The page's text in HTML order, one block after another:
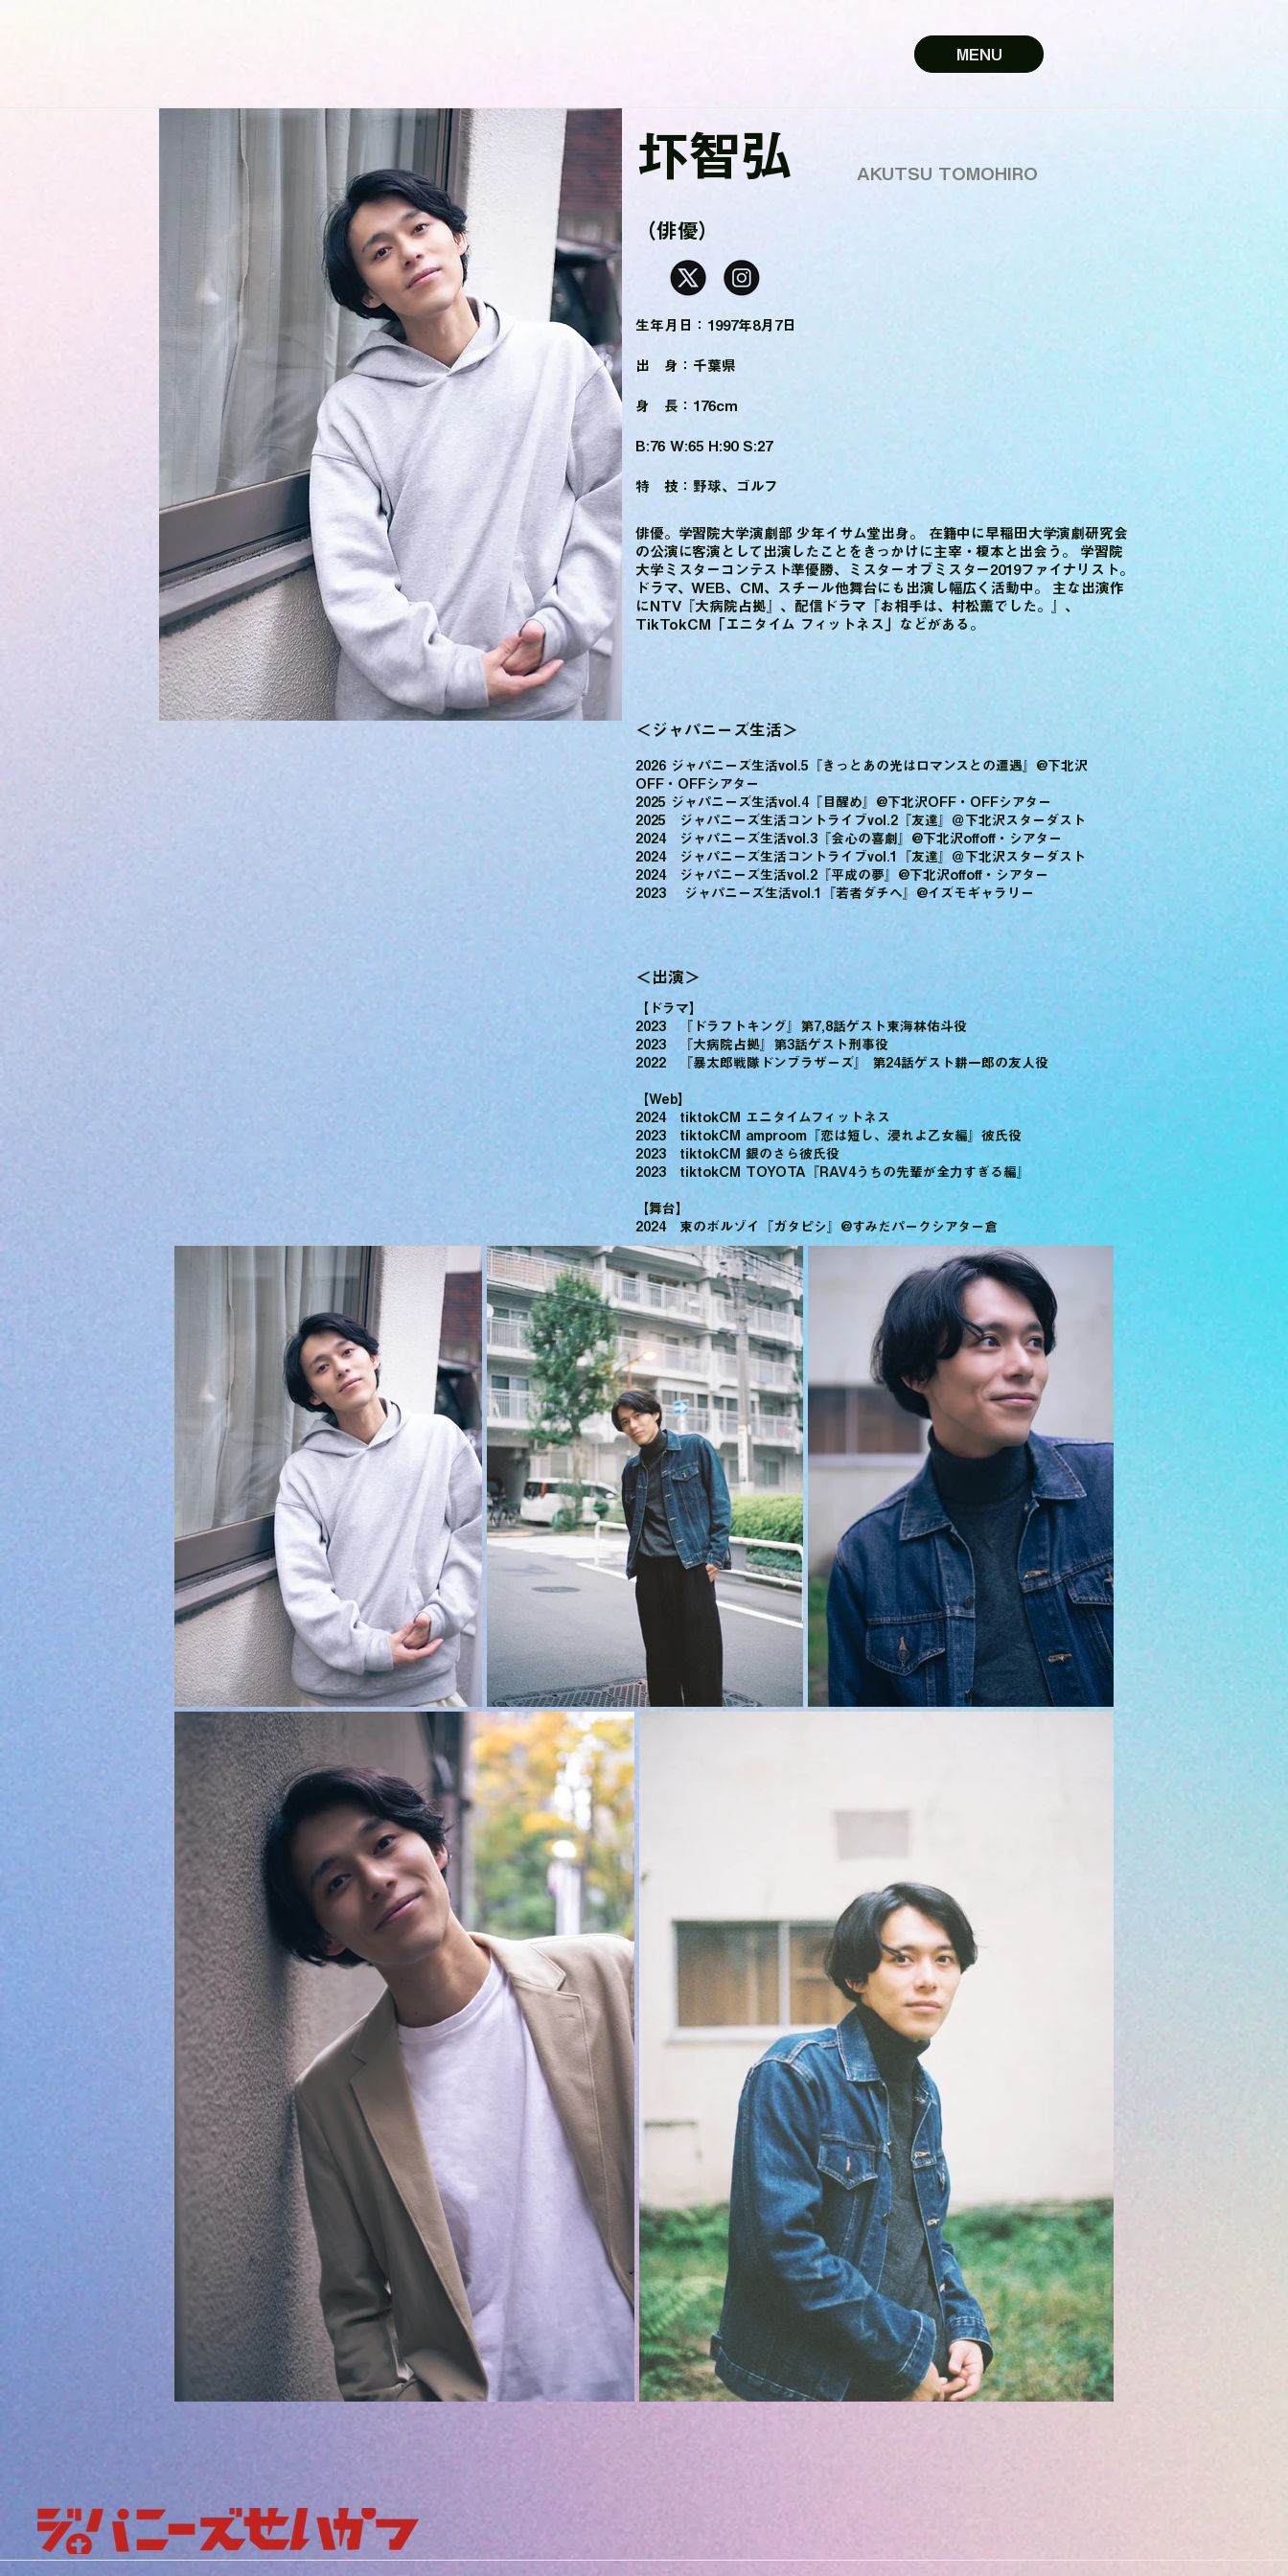
MENU
圷智弘 AKUTSU TOMOHIRO
（俳優）
生年月日：1997年8月7日
出 身：千葉県
身 長：176cm
B:76 W:65 H:90 S:27
特 技：野球、ゴルフ
俳優。学習院大学演劇部 少年イサム堂出身。 在籍中に早稲田大学演劇研究会
の公演に客演として出演したことをきっかけに主宰・榎本と出会う。 学習院
大学ミスターコンテスト準優勝、ミスターオブミスター2019ファイナリスト。
ドラマ、WEB、CM、スチール他舞台にも出演し幅広く活動中。 主な出演作
にNTV『大病院占拠』、配信ドラマ『お相手は、村松薫でした。』、
TikTokCM「エニタイム フィットネス」などがある。
＜ジャパニーズ生活＞
2026 ジャパニーズ生活vol.5『きっとあの光はロマンスとの遭遇』@下北沢
OFF・OFFシアター
2025 ジャパニーズ生活vol.4『目醒め』@下北沢OFF・OFFシアター
2025 ジャパニーズ生活コントライブvol.2『友達』＠下北沢スターダスト
2024 ジャパニーズ生活vol.3『会心の喜劇』@下北沢offoff・シアター
2024 ジャパニーズ生活コントライブvol.1『友達』＠下北沢スターダスト
2024 ジャパニーズ生活vol.2『平成の夢』@下北沢offoff・シアター
2023 ジャパニーズ生活vol.1『若者ダチへ』@イズモギャラリー
＜出演＞
【ドラマ】
2023 『ドラフトキング』第7,8話ゲスト東海林佑斗役
2023 『大病院占拠』第3話ゲスト刑事役
2022 『暴太郎戦隊ドンブラザーズ』 第24話ゲスト耕一郎の友人役
【Web】
2024 tiktokCM エニタイムフィットネス
2023 tiktokCM amproom『恋は短し、浸れよ乙女編』彼氏役
2023 tiktokCM 銀のさら彼氏役
2023 tiktokCM TOYOTA『RAV4うちの先輩が全力すぎる編』
【舞台】
2024 東のボルゾイ『ガタピシ』@すみだパークシアター倉